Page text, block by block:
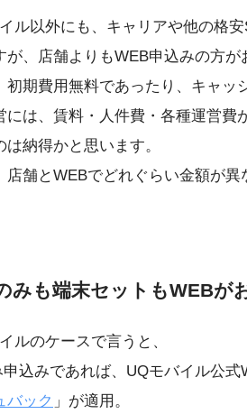
ル以外にも、キャリアや他の格
が、店舗よりもWEB申込みの方が
初期費用無料であったり、キャッ
には、賃料・人件費・各種運営費
は納得かと思います。
店舗とWEBでどれぐらい金額が
みも端末セットもWEBが
ルのケースで言うと、
込みであれば、UQモバイル公式
バック 」が適用。